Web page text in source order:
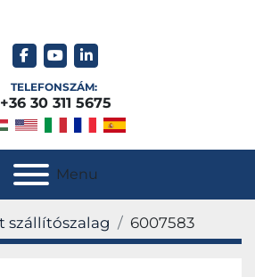
facebook
youtubelinkedin
TELEFONSZÁM:
+36 30 311 5675
Menu
szállítószalag 6007583